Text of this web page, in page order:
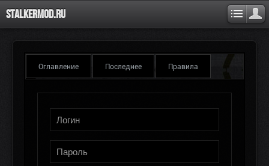
Stalkermod.ru
Оглавление Последнее Правила